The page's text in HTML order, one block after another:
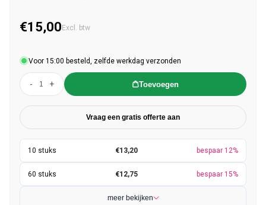
Normale prijs
€15,00 Excl. btw
Voor 15:00 besteld, zelfde werkdag verzonden
- + Toevoegen
Vraag een gratis offerte aan
€13,20 bespaar 12%
€12,75 bespaar 15%
meer bekijken